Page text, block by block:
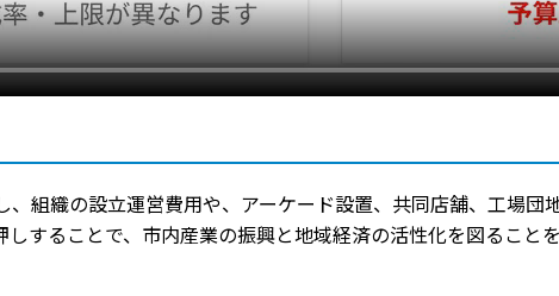
組織の設立運営費用や、アーケード設置、共同店舗、工場
することで、市内産業の振興と地域経済の活性化を図ることを